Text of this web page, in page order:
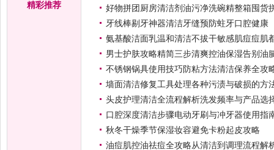
精彩推荐
好物拼团厨房清洁剂油污净洗碗精整箱囤货
牙线棒剔牙神器清洁牙缝预防蛀牙口腔健康
氨基酸洁面乳温和清洁不拔干敏感肌痘痘肌
男士护肤攻略精简三步清爽控油保湿告别油
不锈钢锅具使用技巧防粘方法清洁保养全攻
墙面清洁修复工具处理各种污渍与破损的方
头皮护理清洁全流程解析洗发频率与产品选
口腔深度清洁步骤电动牙刷与冲牙器使用指
秋冬干燥季节保湿妆容避免卡粉起皮攻略
油痘肌控油祛痘全攻略从清洁到调理流程解